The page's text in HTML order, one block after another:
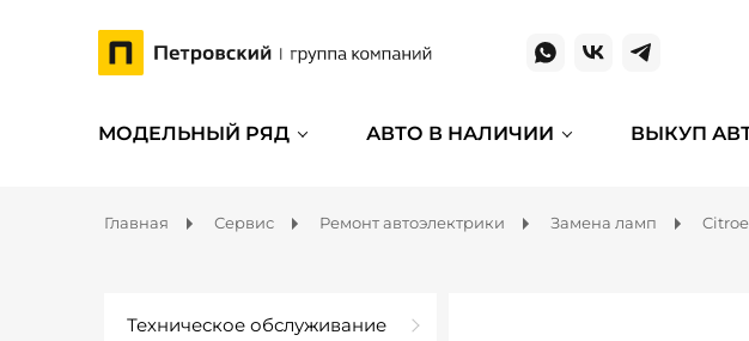
МОДЕЛЬНЫЙ РЯД АВТО В НАЛИЧИИ ВЫКУП
Главная Сервис Ремонт автоэлектрики Замена ламп
Техническое обслуживание